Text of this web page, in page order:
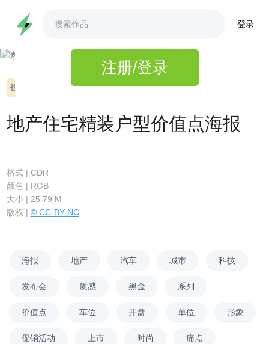
登录
3秒完成注册,即可查看高清大图
注册/登录
投诉 ID:1020489
地产住宅精装户型价值点海报
格式 | CDR
颜色 | RGB
大小 | 25.79 M
版权 | © CC-BY-NC
海报 地产 汽车 城市 科技
发布会 质感 黑金 系列
价值点 车位 开盘 单位 形象
促销活动 上市 时尚 痛点